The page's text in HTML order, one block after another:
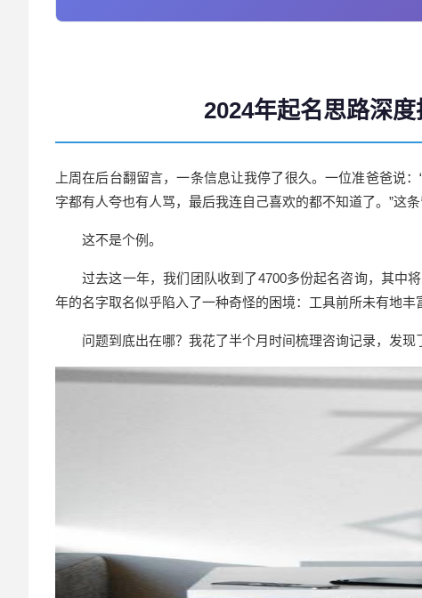
2024年起名思路深
上周在后台翻留言，一条信息让我停了很久。一位准爸爸说
字都有人夸也有人骂，最后我连自己喜欢的都不知道了。”这条
这不是个例。
过去这一年，我们团队收到了4700多份起名咨询，其
年的名字取名似乎陷入了一种奇怪的困境：工具前所未有地丰
问题到底出在哪？我花了半个月时间梳理咨询记录，发现